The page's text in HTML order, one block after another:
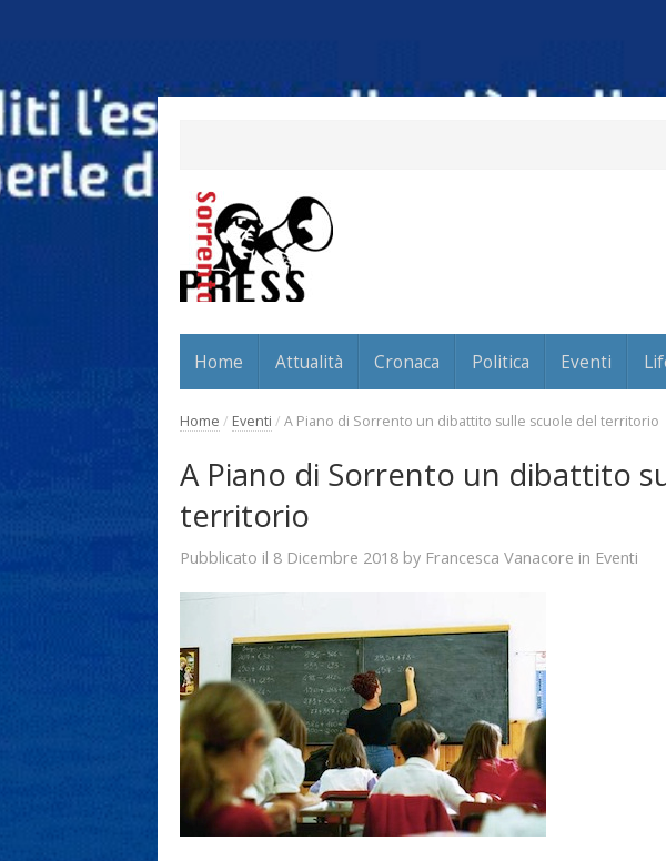
Home Attualità Cronaca Politica Eventi
Home / Eventi / A Piano di Sorrento un dibattito sulle scuole del territorio
A Piano di Sorrento un dibattito
territorio
Pubblicato il 8 Dicembre 2018 by Francesca Vanacore in Eventi